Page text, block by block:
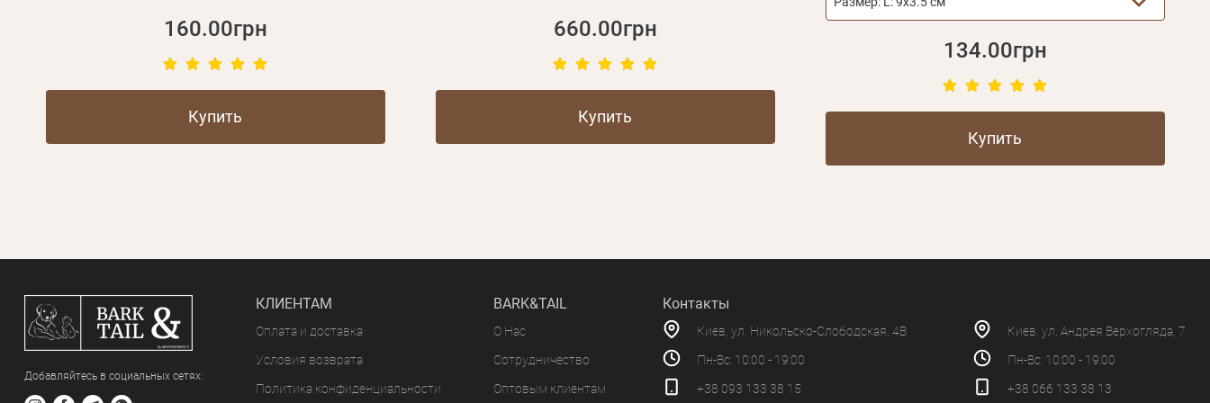
160.00грн
Купить
660.00грн
Купить
134.00грн
Купить
Добавляйтесь в социальных сетяx:
КЛИЕНТАМ
Оплата и доставка
Условия возврата
Политика конфиденциальности
BARK&TAIL
О Нас
Сотрудничество
Оптовым клиентам
Контакты
Киев, ул. Никольско-Слободская, 4В
Пн-Вс: 10:00 - 19:00
+38 093 133 38 15
Киев, ул. Андрея Верхогляда, 7
Пн-Вс: 10:00 - 19:00
+38 066 133 38 13